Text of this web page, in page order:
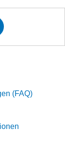
(FAQ)